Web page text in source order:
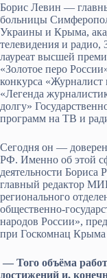
Борис Левин —
больницы
Украины и Крыма,
телевидения и
лауреат высшей
«Золотое перо
конкурса
«Легенда
долгу»
программ на ТВ и
Сегодня он —
РФ. Именно об этой
деятельности Бориса
главный редактор
регионального
общественно-
народов России»,
при Госкомнац
— Того объёма
достижений и,